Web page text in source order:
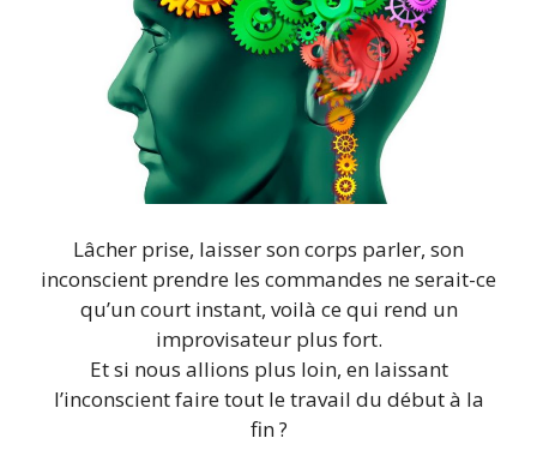
Lâcher prise, laisser son corps parler, son
inconscient prendre les commandes ne serait-ce
qu’un court instant, voilà ce qui rend un
improvisateur plus fort.
Et si nous allions plus loin, en laissant
l’inconscient faire tout le travail du début à la
fin ?